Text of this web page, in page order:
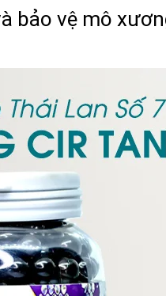
bảo vệ mô